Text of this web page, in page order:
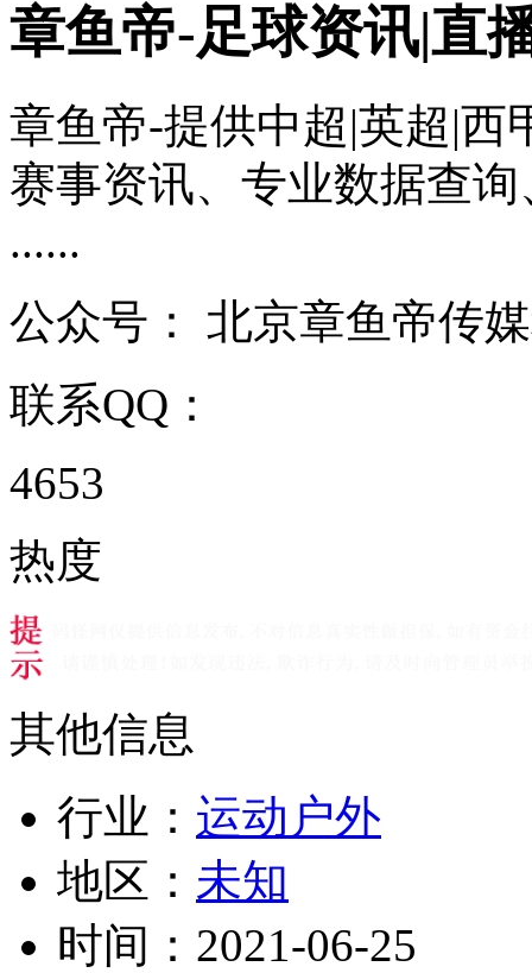
章鱼帝-足球资讯|直
章鱼帝-提供中超|英超|西
赛事资讯、专业数据查
......
公众号： 北京章鱼帝传
联系QQ：
4653
热度
其他信息
行业： 运动户外
地区： 未知
时间： 2021-06-25